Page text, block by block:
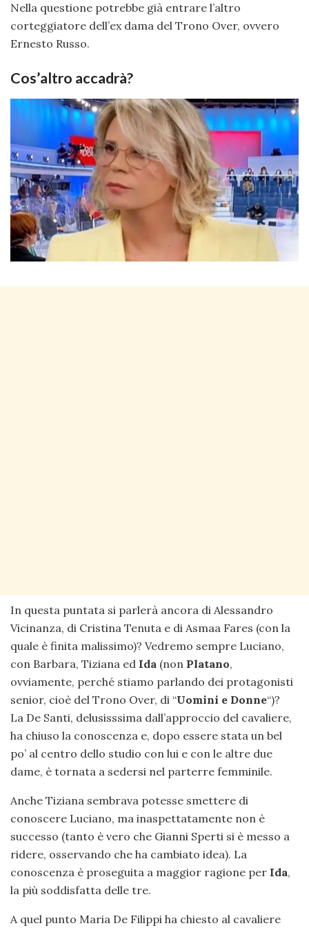
Nella questione potrebbe già entrare l’altro
corteggiatore dell’ex dama del Trono Over, ovvero
Ernesto Russo.
Cos’altro accadrà?
In questa puntata si parlerà ancora di Alessandro
Vicinanza, di Cristina Tenuta e di Asmaa Fares (con la
quale è finita malissimo)? Vedremo sempre Luciano,
con Barbara, Tiziana ed Ida (non Platano,
ovviamente, perché stiamo parlando dei protagonisti
senior, cioè del Trono Over, di “Uomini e Donne“)?
La De Santi, delusisssima dall’approccio del cavaliere,
ha chiuso la conoscenza e, dopo essere stata un bel
po’ al centro dello studio con lui e con le altre due
dame, è tornata a sedersi nel parterre femminile.
Anche Tiziana sembrava potesse smettere di
conoscere Luciano, ma inaspettatamente non è
successo (tanto è vero che Gianni Sperti si è messo a
ridere, osservando che ha cambiato idea). La
conoscenza è proseguita a maggior ragione per Ida,
la più soddisfatta delle tre.
A quel punto Maria De Filippi ha chiesto al cavaliere